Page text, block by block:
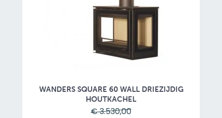
WANDERS SQUARE 60 WALL DRIEZIJDIG
HOUTKACHEL
€ 3.530,00